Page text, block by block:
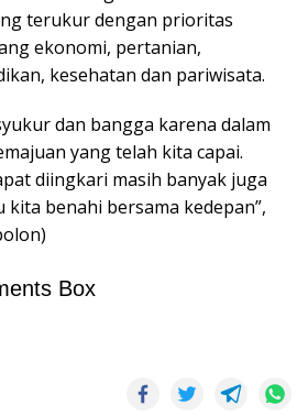
terukur dengan prioritas
ekonomi, pertanian,
kesehatan dan pariwisata.
dan bangga karena dalam
yang telah kita capai.
diingkari masih banyak juga
benahi bersama kedepan”,
Box